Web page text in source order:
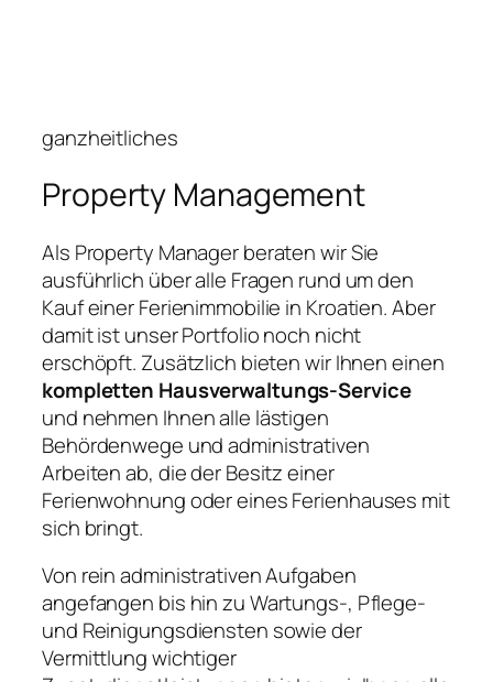
ganzheitliches
Property Management
Als Property Manager beraten wir Sie
ausführlich über alle Fragen rund um den
Kauf einer Ferienimmobilie in Kroatien. Aber
damit ist unser Portfolio noch nicht
erschöpft. Zusätzlich bieten wir Ihnen einen
kompletten Hausverwaltungs-Service
und nehmen Ihnen alle lästigen
Behördenwege und administrativen
Arbeiten ab, die der Besitz einer
Ferienwohnung oder eines Ferienhauses mit
sich bringt.
Von rein administrativen Aufgaben
angefangen bis hin zu Wartungs-, Pflege-
und Reinigungsdiensten sowie der
Vermittlung wichtiger